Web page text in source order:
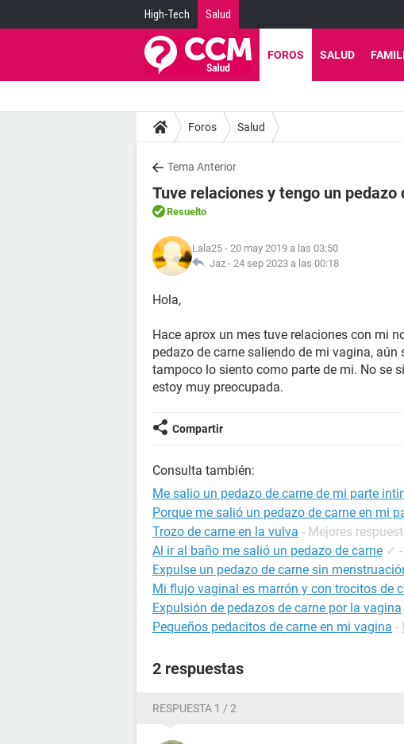
High-Tech Salud
FOROS SALUD
Foros Salud
Tema Anterior
Tuve relaciones y tengo un
Resuelto
Lala25 - 20 may 2019 a las 03:50
Jaz - 24 sep 2023 a las 00:18
Hola,
Hace aprox un mes tuve relaciones con mi
pedazo de carne saliendo de mi vagina,
tampoco lo siento como parte de mi. No se
estoy muy preocupada.
Compartir
Consulta también:
Me salio un pedazo de carne de mi parte
Porque me salió un pedazo de carne en mi
Trozo de carne en la vulva - Mejores
Al ir al baño me salió un pedazo de carne ✓ -
Expulse un pedazo de carne sin
Mi flujo vaginal es marrón y con trocitos de
Expulsión de pedazos de carne por la vagina
Pequeños pedacitos de carne en mi vagina -
2 respuestas
RESPUESTA 1 / 2